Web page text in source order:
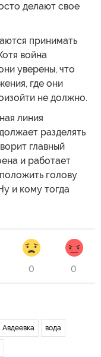
делают свое
принимать
война
уверены, что
где они
не должно.
линия
разделять
главный
и работает
голову
и кому тогда
0 0
Авдеевка вода